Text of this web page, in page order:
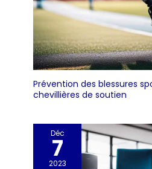
Prévention des blessures
chevillières de soutien
Déc
7
2023